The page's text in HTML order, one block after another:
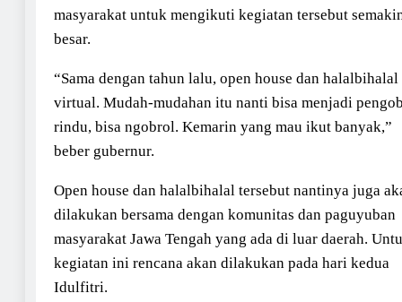
masyarakat untuk mengikuti kegiatan tersebut
besar.
“Sama dengan tahun lalu, open house dan halalbihalal
virtual. Mudah-mudahan itu nanti bisa menjadi
rindu, bisa ngobrol. Kemarin yang mau ikut banyak,”
beber gubernur.
Open house dan halalbihalal tersebut nantinya juga
dilakukan bersama dengan komunitas dan paguyuban
masyarakat Jawa Tengah yang ada di luar daerah.
kegiatan ini rencana akan dilakukan pada hari kedua
Idulfitri.